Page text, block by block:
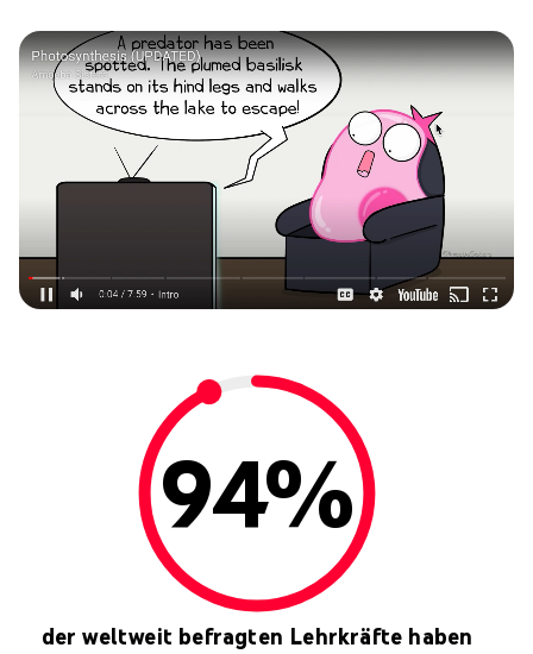
94%
der weltweit befragten Lehrkräfte haben